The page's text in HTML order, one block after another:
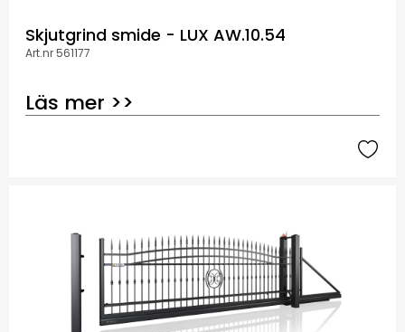
Skjutgrind smide - LUX AW.10.54
Art.nr 561177
Läs mer >>